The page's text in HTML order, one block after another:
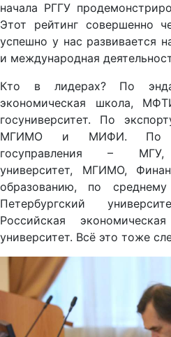
начала РГГУ
Этот рейтинг совершенно
успешно у нас развивается
и международная
Кто в лидерах? По
экономическая школа,
госуниверситет. По
МГИМО и МИФИ. По
госуправления – МГУ,
университет, МГИМО,
образованию, по
Петербургский
Российская
университет. Всё это тоже